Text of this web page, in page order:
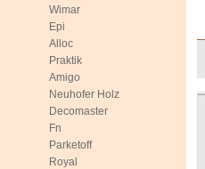
Wimar
Epi
Alloc
Praktik
Amigo
Neuhofer Holz
Decomaster
Fn
Parketoff
Royal